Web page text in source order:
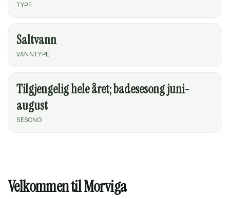
TYPE
Saltvann
VANNTYPE
Tilgjengelig hele året; badesesong juni-
august
SESONG
Velkommen til Morviga